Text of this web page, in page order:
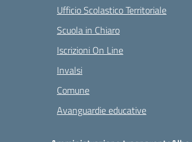
Ufficio Scolastico Territoriale
Scuola in Chiaro
Iscrizioni On Line
Invalsi
Comune
Avanguardie educative